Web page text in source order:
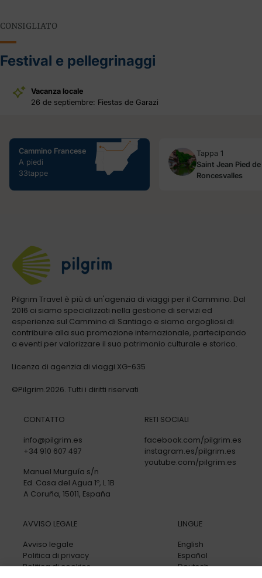
CONSIGLIATO
Festival e pellegrinaggi
Vacanza locale
26 de septiembre: Fiestas de Garazi
Cammino Francese
A piedi
33tappe
Tappa 1
Saint Jean Pied
Roncesvalles
Pilgrim Travel è più di un'agenzia di viaggi per il Cammino. Dal
2016 ci siamo specializzati nella gestione di servizi ed
esperienze sul Cammino di Santiago e siamo orgogliosi di
contribuire alla sua promozione internazionale, partecipando
a eventi per valorizzare il suo patrimonio culturale e storico.
Licenza di agenzia di viaggi XG-635
©Pilgrim.2026. Tutti i diritti riservati
CONTATTO
info@pilgrim.es
+34 910 607 497
Manuel Murguía s/n
Ed. Casa del Agua 1º, L 1B
A Coruña, 15011, España
RETI SOCIALI
facebook.com/pilgrim.es
instagram.es/pilgrim.es
youtube.com/pilgrim.es
AVVISO LEGALE
Avviso legale
Politica di privacy
Politica di cookies
LINGUE
English
Español
Deutsch